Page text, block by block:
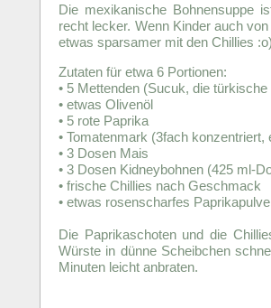
Die mexikanische Bohnensuppe
recht lecker. Wenn Kinder auch
etwas sparsamer mit den Chillies :o)
Zutaten für etwa 6 Portionen:
• 5 Mettenden (Sucuk, die
• etwas Olivenöl
• 5 rote Paprika
• Tomatenmark (3fach konzentriert,
• 3 Dosen Mais
• 3 Dosen Kidneybohnen (425 ml-
• frische Chillies nach Geschmack
• etwas rosenscharfes
Die Paprikaschoten und die
Würste in dünne Scheibchen
Minuten leicht anbraten.